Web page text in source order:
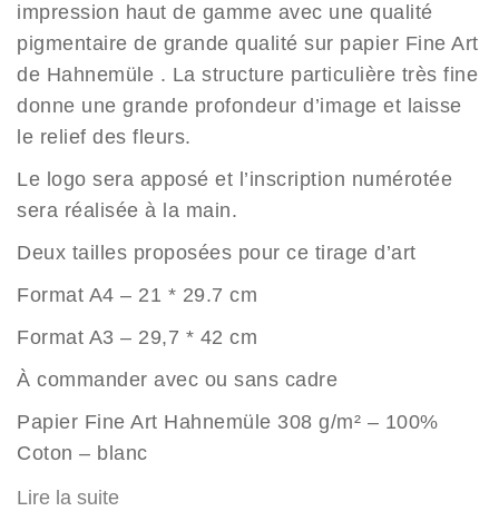
impression haut de gamme avec une qualité
pigmentaire de grande qualité sur papier Fine Art
de Hahnemüle . La structure particulière très fine
donne une grande profondeur d’image et laisse
le relief des fleurs.
Le logo sera apposé et l’inscription numérotée
sera réalisée à la main.
Deux tailles proposées pour ce tirage d’art
Format A4 – 21 * 29.7 cm
Format A3 – 29,7 * 42 cm
À commander avec ou sans cadre
Papier Fine Art Hahnemüle 308 g/m² – 100%
Coton – blanc
Lire la suite